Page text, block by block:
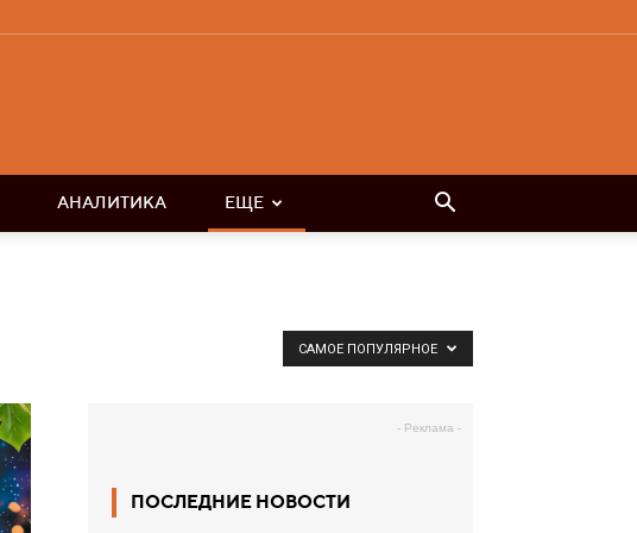
АНАЛИТИКА ЕЩЕ
САМОЕ ПОПУЛЯРНОЕ
- Реклама -
ПОСЛЕДНИЕ НОВОСТИ